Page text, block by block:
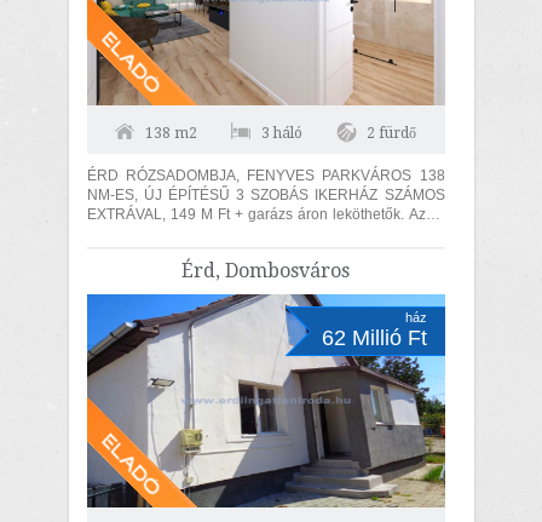
138 m2 3 háló 2 fürdő
ÉRD RÓZSADOMBJA, FENYVES PARKVÁROS 138
NM-ES, ÚJ ÉPÍTÉSŰ 3 SZOBÁS IKERHÁZ SZÁMOS
EXTRÁVAL, 149 M Ft + garázs áron leköthetők. Az ár
Érd, Dombosváros
ház
62 Millió Ft